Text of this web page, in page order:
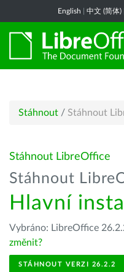
English 中文 (简体)
Stáhnout / Stáhnout
Stáhnout LibreOffice
Stáhnout
Hlavní
Vybráno: LibreOffice
změnit?
STÁHNOUT VERZI 26.2.2